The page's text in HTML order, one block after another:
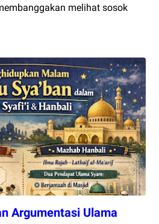
melihat sosok
Argumentasi Ulama